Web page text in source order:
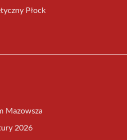
Płock
Mazowsza
2026